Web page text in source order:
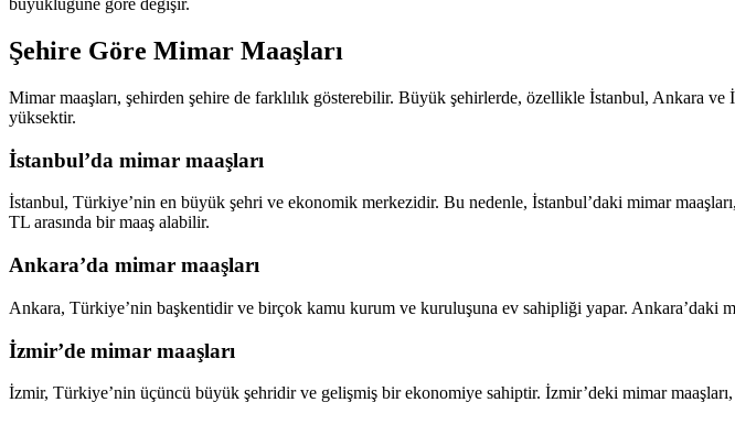
büyüklüğüne göre değişir.
Şehire Göre Mimar Maaşları
Mimar maaşları, şehirden şehire de farklılık gösterebilir. Büyük şehirlerde, özellikle İstanbul, Ankara
yüksektir.
İstanbul’da mimar maaşları
İstanbul, Türkiye’nin en büyük şehri ve ekonomik merkezidir. Bu nedenle, İstanbul’daki mimar
TL arasında bir maaş alabilir.
Ankara’da mimar maaşları
Ankara, Türkiye’nin başkentidir ve birçok kamu kurum ve kuruluşuna ev sahipliği yapar. Ankara’daki
İzmir’de mimar maaşları
İzmir, Türkiye’nin üçüncü büyük şehridir ve gelişmiş bir ekonomiye sahiptir. İzmir’deki mimar